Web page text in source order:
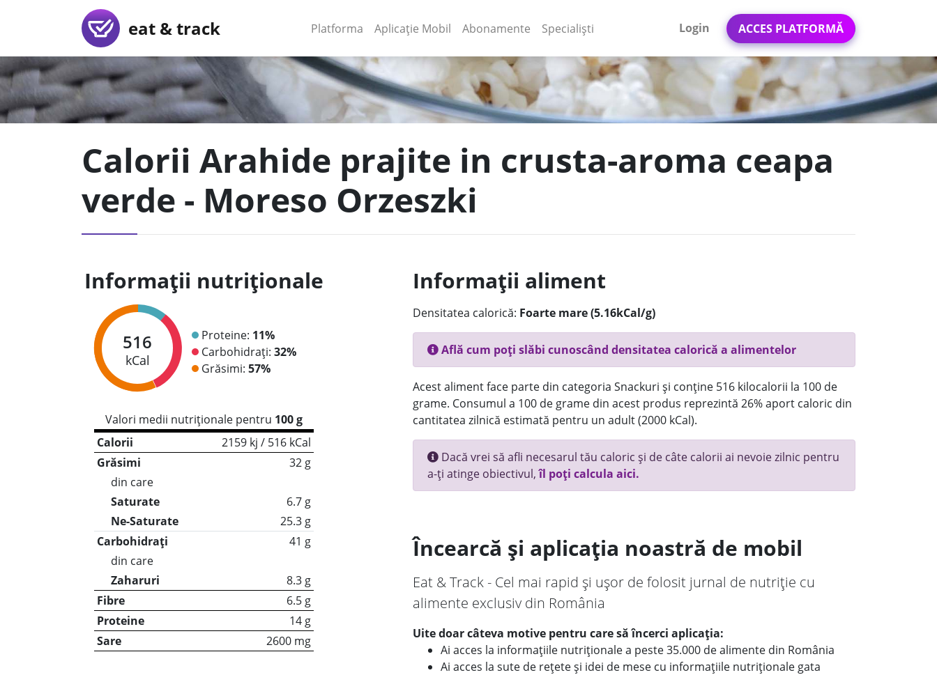
eat & track Platforma (current)
Aplicație Mobil (current)
Abonamente Specialiști Login ACCES PLATFORMĂ
Calorii Arahide prajite in crusta-aroma ceapa
verde - Moreso Orzeszki
Informații nutriționale
516
kCal
Proteine: 11%
Carbohidrați: 32%
Grăsimi: 57%
Valori medii nutriționale pentru 100 g
Calorii
2159 kj / 516 kCal
Grăsimi
32 g
din care
Saturate
6.7 g
Ne-Saturate
25.3 g
Carbohidrați
41 g
din care
Zaharuri
8.3 g
Fibre
6.5 g
Proteine
14 g
Sare
2600 mg
Informații aliment
Densitatea calorică: Foarte mare (5.16kCal/g)
Află cum poți slăbi cunoscând densitatea calorică a alimentelor
Acest aliment face parte din categoria Snackuri și conține 516 kilocalorii la 100 de
grame. Consumul a 100 de grame din acest produs reprezintă 26% aport caloric din
cantitatea zilnică estimată pentru un adult (2000 kCal).
Dacă vrei să afli necesarul tău caloric și de câte calorii ai nevoie zilnic pentru
a-ți atinge obiectivul,îl poți calcula aici.
Încearcă și aplicația noastră de mobil
Eat & Track - Cel mai rapid și ușor de folosit jurnal de nutriție cu
alimente exclusiv din România
Uite doar câteva motive pentru care să încerci aplicația:
Ai acces la informațiile nutriționale a peste 35.000 de alimente din România
Ai acces la sute de rețete și idei de mese cu informațiile nutriționale gata